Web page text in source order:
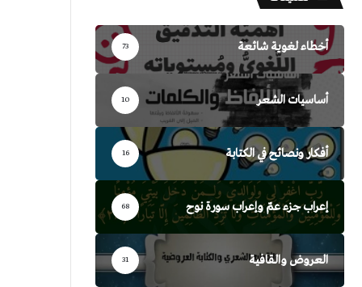
أخطاء لغوية شائعة 73
أساسيات الشعر 10
أفكار ونصائح في الكتابة 16
إعراب جزء عمّ وإعراب سورة نوح 68
العروض والقافية 31